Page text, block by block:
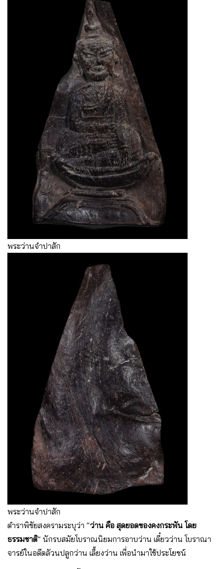
พระว่านจำปาสัก
พระว่านจำปาสัก
ตําราพิชัยสงครามระบุว่า “ว่าน คือ สุดยอดของคงกระพัน โดย
ธรรมชาติ” นักรบสมัยโบราณนิยมการอาบว่าน เดี๋ยวว่าน โบราณา
จารย์ในอดีตลัวนปลูกว่าน เลี้ยงว่าน เพื่อนํามาใช้ประโยชน์